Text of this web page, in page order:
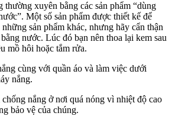
thường xuyên bằng các sản phẩm “dùng
Một số sản phẩm được thiết kế để
sản phẩm khác, nhưng hãy cẩn thận
nước. Lúc đó bạn nên thoa lại kem sau
mồ hôi hoặc tắm rửa.
cùng với quần áo và làm việc dưới
nắng.
nắng ở nơi quá nóng vì nhiệt độ cao
bảo vệ của chúng.